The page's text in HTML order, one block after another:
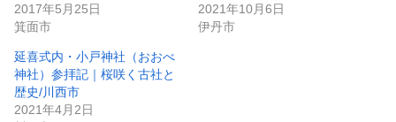
2017年5月25日
箕面市
2021年10月6日
伊丹市
延喜式内・小戸神社（おおべ
神社）参拝記｜桜咲く古社と
歴史/川西市
2021年4月2日